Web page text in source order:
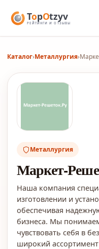
Каталог›Металлургия›
Металлургия
Маркет-
Наша компания
изготовлении и
обеспечивая
бизнеса. Мы
чувствовать себя в
широкий